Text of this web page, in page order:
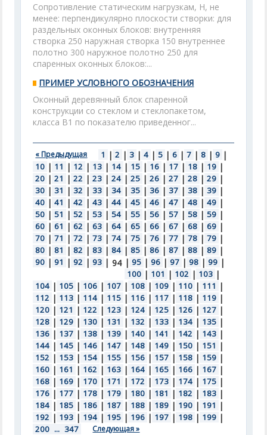
Сопротивление статическим нагрузкам, Н, не
менее: перпендикулярно плоскости створки: для
раздельных оконных блоков: внутренняя
створка 250 наружная створка 150 внутреннее
полотно 300 наружное полотно 250 для
спаренных оконных блоков:...
ПРИМЕР УСЛОВНОГО ОБОЗНАЧЕНИЯ
Оконный деревянный блок спаренной
конструкции со стеклом и стеклопакетом,
класса В1 по показателю приведенног...
« Предыдущая 1 | 2 | 3 | 4 | 5 | 6 | 7 | 8 | 9 |
10 | 11 | 12 | 13 | 14 | 15 | 16 | 17 | 18 | 19 |
20 | 21 | 22 | 23 | 24 | 25 | 26 | 27 | 28 | 29 |
30 | 31 | 32 | 33 | 34 | 35 | 36 | 37 | 38 | 39 |
40 | 41 | 42 | 43 | 44 | 45 | 46 | 47 | 48 | 49 |
50 | 51 | 52 | 53 | 54 | 55 | 56 | 57 | 58 | 59 |
60 | 61 | 62 | 63 | 64 | 65 | 66 | 67 | 68 | 69 |
70 | 71 | 72 | 73 | 74 | 75 | 76 | 77 | 78 | 79 |
80 | 81 | 82 | 83 | 84 | 85 | 86 | 87 | 88 | 89 |
90 | 91 | 92 | 93 | 94 | 95 | 96 | 97 | 98 | 99 |
100 | 101 | 102 | 103 |
104 | 105 | 106 | 107 | 108 | 109 | 110 | 111 |
112 | 113 | 114 | 115 | 116 | 117 | 118 | 119 |
120 | 121 | 122 | 123 | 124 | 125 | 126 | 127 |
128 | 129 | 130 | 131 | 132 | 133 | 134 | 135 |
136 | 137 | 138 | 139 | 140 | 141 | 142 | 143 |
144 | 145 | 146 | 147 | 148 | 149 | 150 | 151 |
152 | 153 | 154 | 155 | 156 | 157 | 158 | 159 |
160 | 161 | 162 | 163 | 164 | 165 | 166 | 167 |
168 | 169 | 170 | 171 | 172 | 173 | 174 | 175 |
176 | 177 | 178 | 179 | 180 | 181 | 182 | 183 |
184 | 185 | 186 | 187 | 188 | 189 | 190 | 191 |
192 | 193 | 194 | 195 | 196 | 197 | 198 | 199 |
200 ... 347 Следующая »